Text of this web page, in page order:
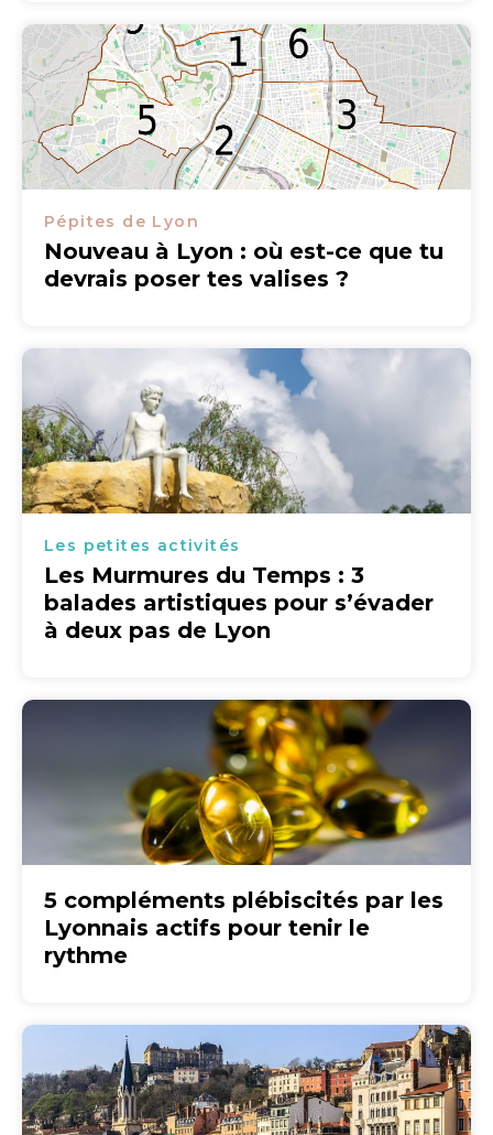
Pépites de Lyon
Nouveau à Lyon : où est-ce que tu
devrais poser tes valises ?
Les petites activités
Les Murmures du Temps : 3
balades artistiques pour s’évader
à deux pas de Lyon
5 compléments plébiscités par les
Lyonnais actifs pour tenir le
rythme